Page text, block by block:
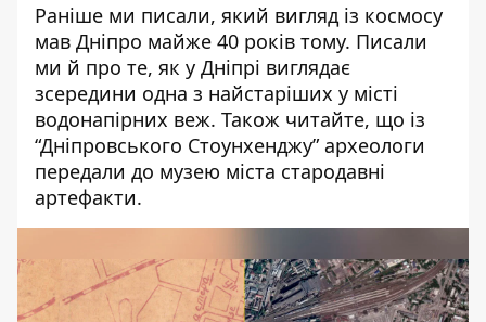
Раніше ми писали, який вигляд із космосу
мав Дніпро майже 40 років тому. Писали
ми й про те, як у Дніпрі виглядає
зсередини одна з найстаріших у місті
водонапірних веж. Також читайте, що із
“Дніпровського Стоунхенджу”археологи
передали до музею міста стародавні
артефакти.